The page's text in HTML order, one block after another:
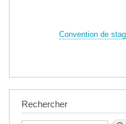
Convention de
Rechercher